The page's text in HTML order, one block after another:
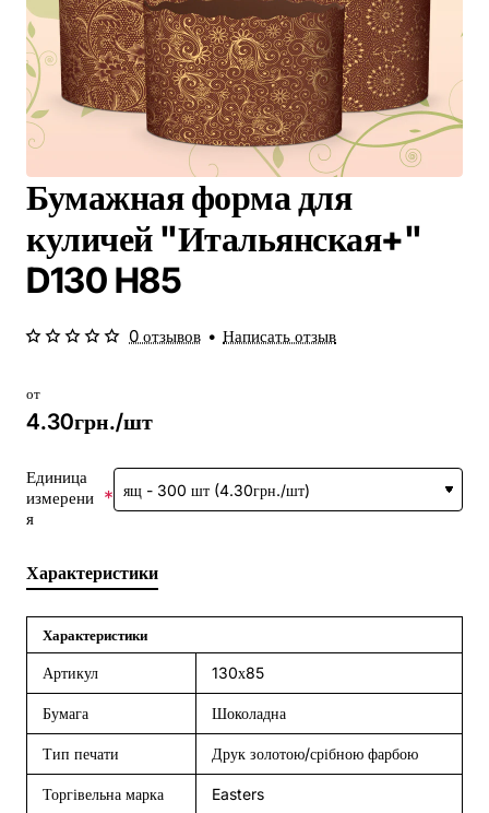
Бумажная форма для
куличей "Итальянская+"
D130 H85
0 отзывов • Написать отзыв
от
4.30грн./шт
Единица
измерени
я
Характеристики
Характеристики
Артикул 130х85
Бумага Шоколадна
Тип печати Друк золотою/срібною фарбою
Торгівельна марка Easters